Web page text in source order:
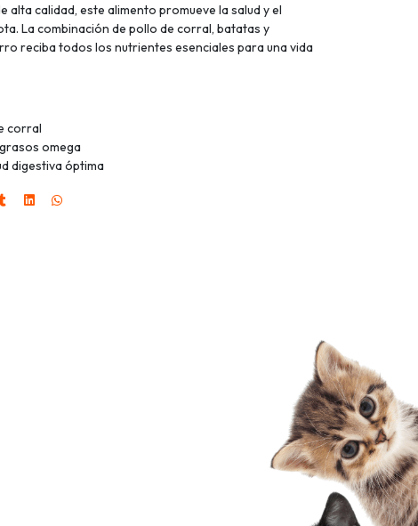
alta calidad, este alimento promueve la salud y el
La combinación de pollo de corral, batatas y
reciba todos los nutrientes esenciales para una vida
corral
omega
digestiva óptima